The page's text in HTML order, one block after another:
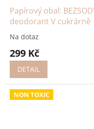
Papírový obal:
deodorant V cukrárně
Na dotaz
299 Kč
DETAIL
NON TOXIC